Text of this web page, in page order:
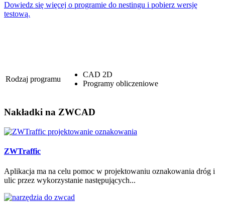
Dowiedz się więcej o programie do nestingu i pobierz wersję
testową.
Rodzaj programu
CAD 2D
Programy obliczeniowe
Nakładki na ZWCAD
ZWTraffic
Aplikacja ma na celu pomoc w projektowaniu oznakowania dróg i
ulic przez wykorzystanie następujących...